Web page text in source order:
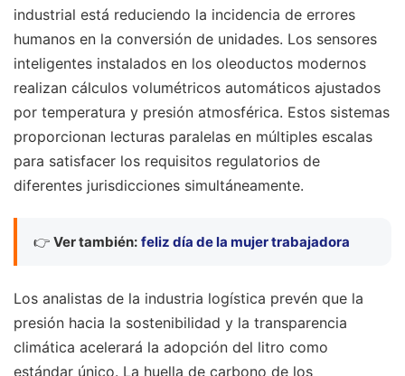
industrial está reduciendo la incidencia de errores
humanos en la conversión de unidades. Los sensores
inteligentes instalados en los oleoductos modernos
realizan cálculos volumétricos automáticos ajustados
por temperatura y presión atmosférica. Estos sistemas
proporcionan lecturas paralelas en múltiples escalas
para satisfacer los requisitos regulatorios de
diferentes jurisdicciones simultáneamente.
👉 Ver también: feliz día de la mujer trabajadora
Los analistas de la industria logística prevén que la
presión hacia la sostenibilidad y la transparencia
climática acelerará la adopción del litro como
estándar único. La huella de carbono de los